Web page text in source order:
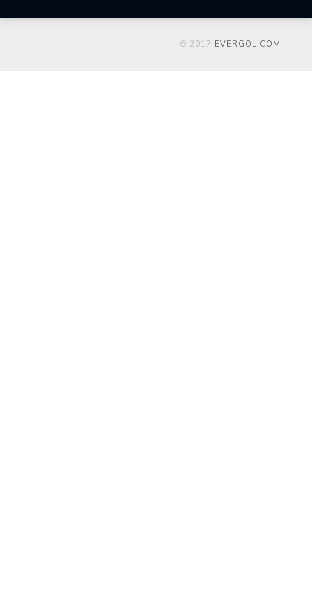
© 2017 EVERGOL.COM